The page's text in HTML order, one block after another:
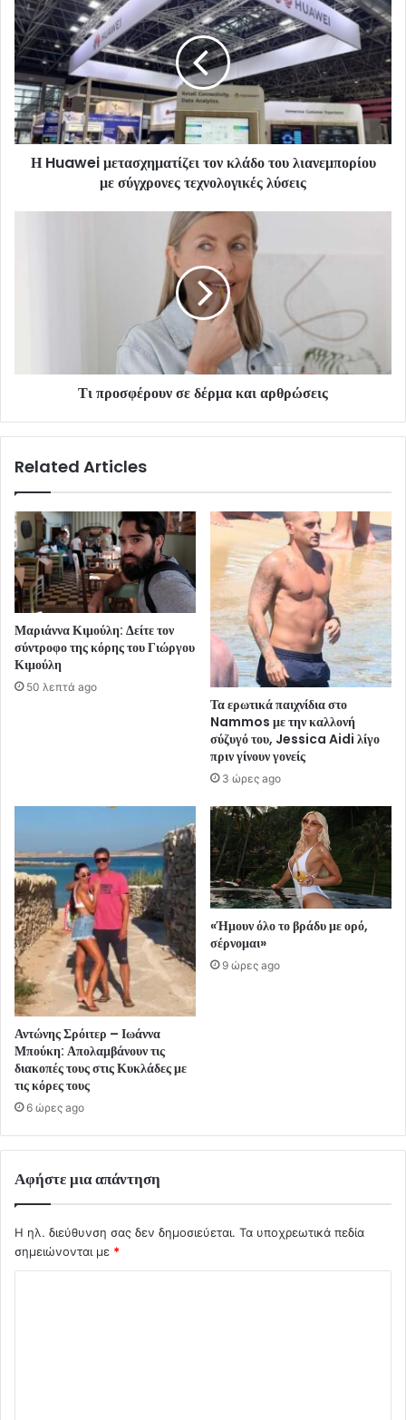
Η Huawei μετασχηματίζει τον κλάδο του λιανεμπορίου
με σύγχρονες τεχνολογικές λύσεις
Τι προσφέρουν σε δέρμα και αρθρώσεις
Related Articles
Μαριάννα Κιμούλη: Δείτε τον
σύντροφο της κόρης του Γιώργου
Κιμούλη
50 λεπτά ago
Τα ερωτικά παιχνίδια στο
Nammos με την καλλονή
σύζυγό του, Jessica Aidi λίγο
πριν γίνουν γονείς
3 ώρες ago
Αντώνης Σρόιτερ – Ιωάννα
Μπούκη: Απολαμβάνουν τις
διακοπές τους στις Κυκλάδες με
τις κόρες τους
6 ώρες ago
«Ήμουν όλο το βράδυ με ορό,
σέρνομαι»
9 ώρες ago
Αφήστε μια απάντηση
Η ηλ. διεύθυνση σας δεν δημοσιεύεται. Τα υποχρεωτικά πεδία
σημειώνονται με *